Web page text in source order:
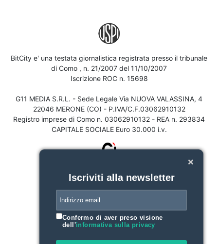
BitCity e' una testata giornalistica registrata presso il tribunale
di Como , n. 21/2007 del 11/10/2007
Iscrizione ROC n. 15698
G11 MEDIA S.R.L. - Sede Legale Via NUOVA VALASSINA, 4
22046 MERONE (CO) - P.IVA/C.F.03062910132
Registro imprese di Como n. 03062910132 - REA n. 293834
CAPITALE SOCIALE Euro 30.000 i.v.
Iscriviti alla newsletter
Confermo di aver preso visione
dell'informativa sulla privacy